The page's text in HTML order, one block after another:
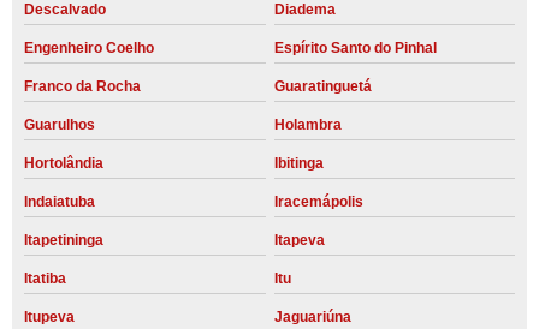
Descalvado Diadema
Engenheiro Coelho Espírito Santo do Pinhal
Franco da Rocha Guaratinguetá
Guarulhos Holambra
Hortolândia Ibitinga
Indaiatuba Iracemápolis
Itapetininga Itapeva
Itatiba Itu
Itupeva Jaguariúna